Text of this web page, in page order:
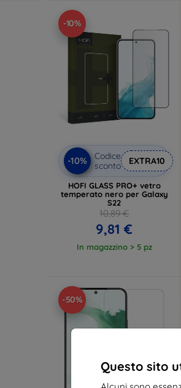
Questo sito
-10%
-10%
Codice
sconto
EXTRA10
HOFI GLASS PRO+ vetro
temperato nero per Galaxy
S22
10,89 €
9,81 €
In magazzino > 5 pz
-50%